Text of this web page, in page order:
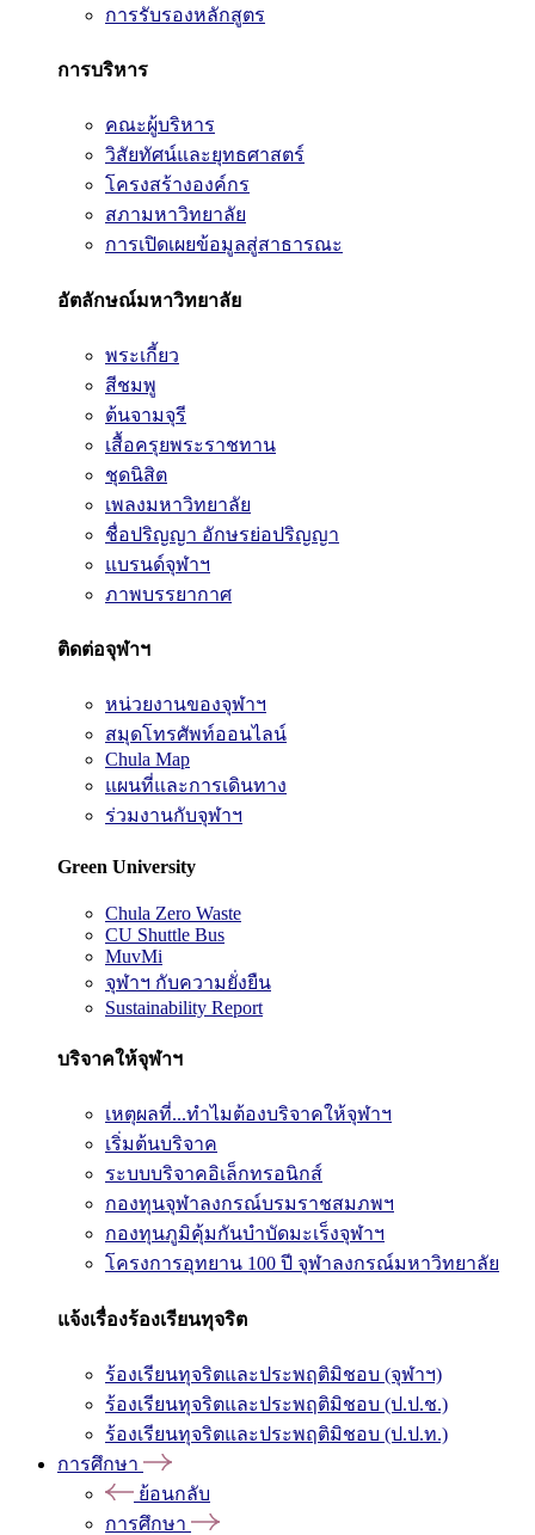
การรับรองหลักสูตร
การบริหาร
คณะผู้บริหาร
วิสัยทัศน์และยุทธศาสตร์
โครงสร้างองค์กร
สภามหาวิทยาลัย
การเปิดเผยข้อมูลสู่สาธารณะ
อัตลักษณ์มหาวิทยาลัย
พระเกี้ยว
สีชมพู
ต้นจามจุรี
เสื้อครุยพระราชทาน
ชุดนิสิต
เพลงมหาวิทยาลัย
ชื่อปริญญา อักษรย่อปริญญา
แบรนด์จุฬาฯ
ภาพบรรยากาศ
ติดต่อจุฬาฯ
หน่วยงานของจุฬาฯ
สมุดโทรศัพท์ออนไลน์
Chula Map
แผนที่และการเดินทาง
ร่วมงานกับจุฬาฯ
Green University
Chula Zero Waste
CU Shuttle Bus
MuvMi
จุฬาฯ กับความยั่งยืน
Sustainability Report
บริจาคให้จุฬาฯ
เหตุผลที่...ทำไมต้องบริจาคให้จุฬาฯ
เริ่มต้นบริจาค
ระบบบริจาคอิเล็กทรอนิกส์
กองทุนจุฬาลงกรณ์บรมราชสมภพฯ
กองทุนภูมิคุ้มกันบำบัดมะเร็งจุฬาฯ
โครงการอุทยาน 100 ปี จุฬาลงกรณ์มหาวิทยาลัย
แจ้งเรื่องร้องเรียนทุจริต
ร้องเรียนทุจริตและประพฤติมิชอบ (จุฬาฯ)
ร้องเรียนทุจริตและประพฤติมิชอบ (ป.ป.ช.)
ร้องเรียนทุจริตและประพฤติมิชอบ (ป.ป.ท.)
การศึกษา
ย้อนกลับ
การศึกษา